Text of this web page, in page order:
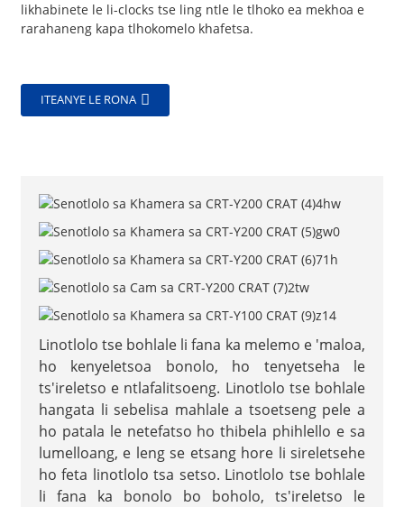
likhabinete le li-clocks tse ling ntle le tlhoko ea mekhoa e
rarahaneng kapa tlhokomelo khafetsa.
ITEANYE LE RONA
Linotlolo tse bohlale li fana ka melemo e 'maloa,
ho kenyeletsoa bonolo, ho tenyetseha le
ts'ireletso e ntlafalitsoeng. Linotlolo tse bohlale
hangata li sebelisa mahlale a tsoetseng pele a
ho patala le netefatso ho thibela phihlello e sa
lumelloang, e leng se etsang hore li sireletsehe
ho feta linotlolo tsa setso. Linotlolo tse bohlale
li fana ka bonolo bo boholo, ts'ireletso le